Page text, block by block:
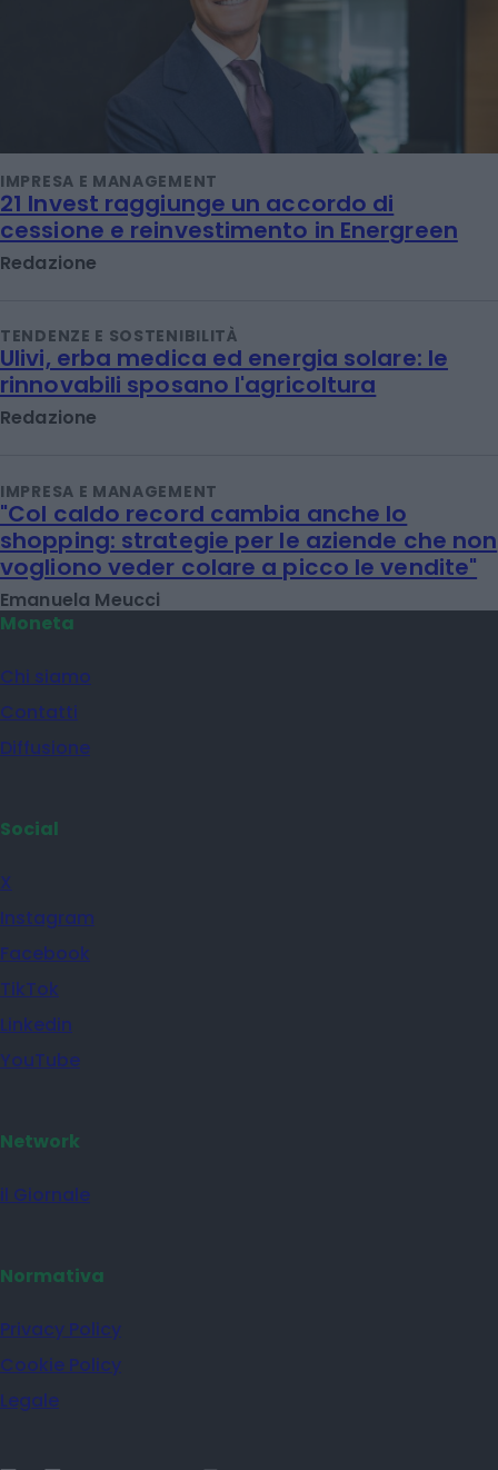
IMPRESA E MANAGEMENT
21 Invest raggiunge un accordo di
cessione e reinvestimento in Energreen
Redazione
TENDENZE E SOSTENIBILITÀ
Ulivi, erba medica ed energia solare: le
rinnovabili sposano l'agricoltura
Redazione
IMPRESA E MANAGEMENT
"Col caldo record cambia anche lo
shopping: strategie per le aziende che non
vogliono veder colare a picco le vendite"
Emanuela Meucci
Moneta
Chi siamo
Contatti
Diffusione
Social
X
Instagram
Facebook
TikTok
Linkedin
YouTube
Network
il Giornale
Normativa
Privacy Policy
Cookie Policy
Legale